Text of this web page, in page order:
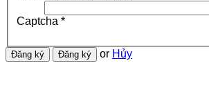
Captcha *
or Hủy